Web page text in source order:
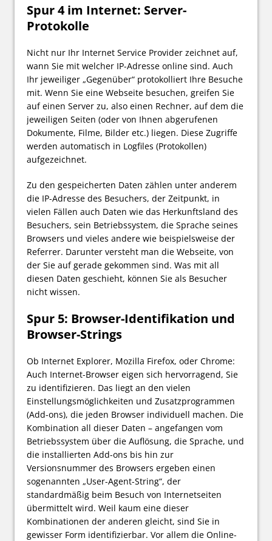
Spur 4 im Internet: Server-
Protokolle
Nicht nur Ihr Internet Service Provider zeichnet auf,
wann Sie mit welcher IP-Adresse online sind. Auch
Ihr jeweiliger „Gegenüber“ protokolliert Ihre Besuche
mit. Wenn Sie eine Webseite besuchen, greifen Sie
auf einen Server zu, also einen Rechner, auf dem die
jeweiligen Seiten (oder von Ihnen abgerufenen
Dokumente, Filme, Bilder etc.) liegen. Diese Zugriffe
werden automatisch in Logfiles (Protokollen)
aufgezeichnet.
Zu den gespeicherten Daten zählen unter anderem
die IP-Adresse des Besuchers, der Zeitpunkt, in
vielen Fällen auch Daten wie das Herkunftsland des
Besuchers, sein Betriebssystem, die Sprache seines
Browsers und vieles andere wie beispielsweise der
Referrer. Darunter versteht man die Webseite, von
der Sie auf gerade gekommen sind. Was mit all
diesen Daten geschieht, können Sie als Besucher
nicht wissen.
Spur 5: Browser-Identifikation und
Browser-Strings
Ob Internet Explorer, Mozilla Firefox, oder Chrome:
Auch Internet-Browser eigen sich hervorragend, Sie
zu identifizieren. Das liegt an den vielen
Einstellungsmöglichkeiten und Zusatzprogrammen
(Add-ons), die jeden Browser individuell machen. Die
Kombination all dieser Daten – angefangen vom
Betriebssystem über die Auflösung, die Sprache, und
die installierten Add-ons bis hin zur
Versionsnummer des Browsers ergeben einen
sogenannten „User-Agent-String“, der
standardmäßig beim Besuch von Internetseiten
übermittelt wird. Weil kaum eine dieser
Kombinationen der anderen gleicht, sind Sie in
gewisser Form identifizierbar. Vor allem die Online-